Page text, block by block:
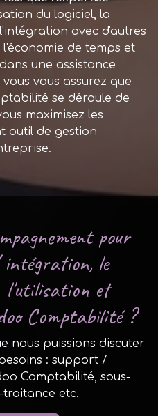
du logiciel, la
avec d'autres
de temps et
une assistance
vous assurez que
se déroule de
maximisez les
outil de gestion
pour
le
l'utilisation et
Comptabilité ?
nous puissions discuter
: support /
Comptabilité, sous-
etc.